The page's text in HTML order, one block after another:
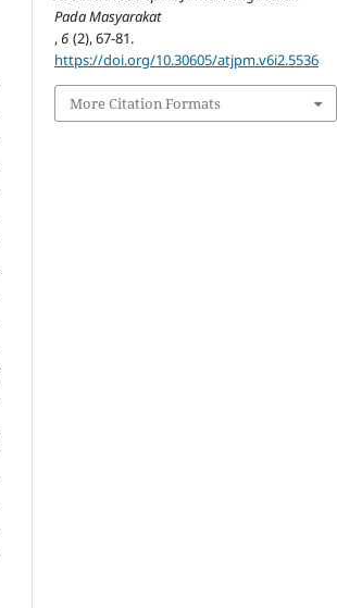
Pada Masyarakat
,6 (2), 67-81.
https://doi.org/10.30605/atjpm.v6i2.5536
More Citation Formats